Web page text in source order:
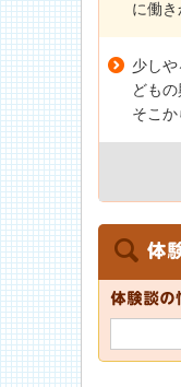
に働き
少し
ども
そこか